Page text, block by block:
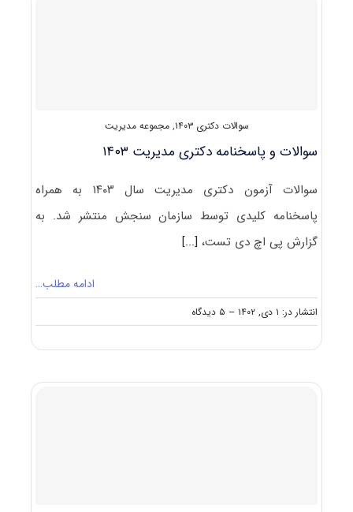
سوالات دکتری ۱۴۰۳ ,مجموعه مدیریت
سوالات و پاسخنامه دکتری مدیریت ۱۴۰۳
سوالات آزمون دکتری مدیریت سال ۱۴۰۳ به همراه
پاسخنامه کلیدی توسط سازمان سنجش منتشر شد. به
گزارش پی اچ دی تست،[...]
ادامه مطلب…
انتشار در: ۱ دی, ۱۴۰۲ -- ۵ دیدگاه
on
سوالات
مدیریت